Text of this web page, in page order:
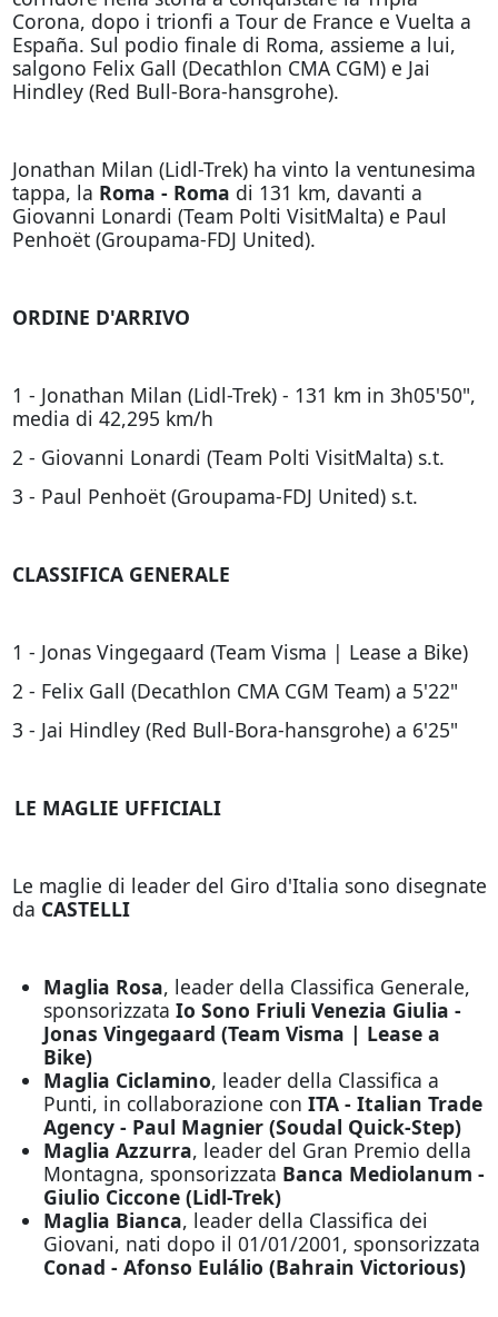
Corona, dopo i trionfi a Tour de France e Vuelta a
España. Sul podio finale di Roma, assieme a lui,
salgono Felix Gall (Decathlon CMA CGM) e Jai
Hindley (Red Bull-Bora-hansgrohe).
Jonathan Milan (Lidl-Trek) ha vinto la ventunesima
tappa, la Roma - Roma di 131 km, davanti a
Giovanni Lonardi (Team Polti VisitMalta) e Paul
Penhoët (Groupama-FDJ United).
ORDINE D'ARRIVO
1 - Jonathan Milan (Lidl-Trek) - 131 km in 3h05'50",
media di 42,295 km/h
2 - Giovanni Lonardi (Team Polti VisitMalta) s.t.
3 - Paul Penhoët (Groupama-FDJ United) s.t.
CLASSIFICA GENERALE
1 - Jonas Vingegaard (Team Visma | Lease a Bike)
2 - Felix Gall (Decathlon CMA CGM Team) a 5'22"
3 - Jai Hindley (Red Bull-Bora-hansgrohe) a 6'25"
LE MAGLIE UFFICIALI
Le maglie di leader del Giro d'Italia sono disegnate
da CASTELLI
Maglia Rosa, leader della Classifica Generale,
sponsorizzata Io Sono Friuli Venezia Giulia -
Jonas Vingegaard (Team Visma | Lease a
Bike)
Maglia Ciclamino, leader della Classifica a
Punti, in collaborazione con ITA - Italian Trade
Agency - Paul Magnier (Soudal Quick-Step)
Maglia Azzurra, leader del Gran Premio della
Montagna, sponsorizzata Banca Mediolanum -
Giulio Ciccone (Lidl-Trek)
Maglia Bianca, leader della Classifica dei
Giovani, nati dopo il 01/01/2001, sponsorizzata
Conad - Afonso Eulálio (Bahrain Victorious)